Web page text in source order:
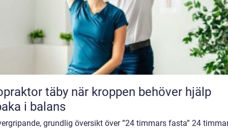
täby när kroppen behöver hjälp
i balans
grundlig översikt över ”24 timmars fasta” 24